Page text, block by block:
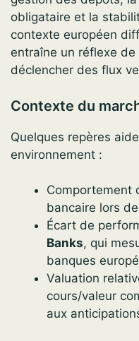
obligataire et la
contexte européen
entraîne un réflexe
déclencher des flux
Contexte du
Quelques repères
environnement :
Comportement
bancaire lors
Écart de
Banks, qui
banques
Valuation
cours/valeur
aux